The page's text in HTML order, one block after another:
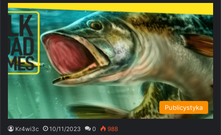
Publicystyka
Kr4wi3c 10/11/2023 0 988